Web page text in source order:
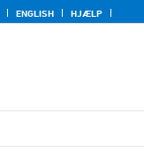
ENGLISH HJÆLP